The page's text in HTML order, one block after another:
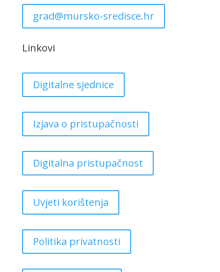
grad@mursko-sredisce.hr
Linkovi
Digitalne sjednice
Izjava o pristupačnosti
Digitalna pristupačnost
Uvjeti korištenja
Politika privatnosti